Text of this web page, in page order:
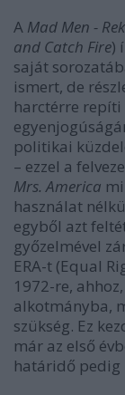
A Mad Men -
and Catch Fire)
saját
ismert, de
harctérre repíti
politikai
– ezzel a
Mrs. America
használat
egyből azt
győzelmével
ERA-t (Equal
1972-re,
alkotmányba,
szükség. Ez
már az első
határidő pedig